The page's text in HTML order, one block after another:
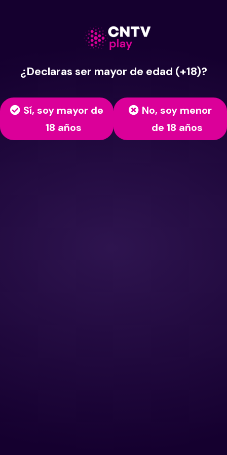
¿Declaras ser mayor de edad (+18)?
Sí, soy mayor de
18 años
No, soy menor
de 18 años